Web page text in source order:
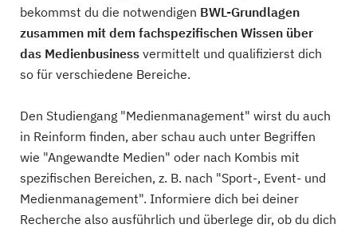
bekommst du die notwendigen BWL-Grundlagen
zusammen mit dem fachspezifischen Wissen über
das Medienbusiness vermittelt und qualifizierst dich
so für verschiedene Bereiche.
Den Studiengang "Medienmanagement" wirst du auch
in Reinform finden, aber schau auch unter Begriffen
wie "Angewandte Medien" oder nach Kombis mit
spezifischen Bereichen, z. B. nach "Sport-, Event- und
Medienmanagement". Informiere dich bei deiner
Recherche also ausführlich und überlege dir, ob du dich